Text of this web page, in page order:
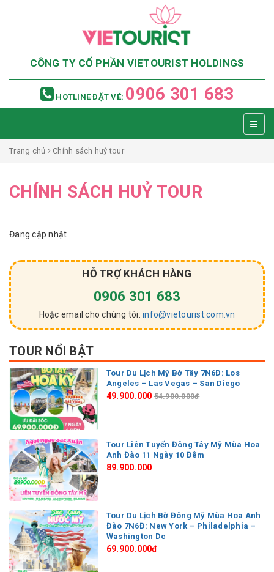
CÔNG TY CỔ PHẦN VIETOURIST HOLDINGS
HOTLINE ĐẶT VÉ: 0906 301 683
Trang chủ Chính sách huỷ tour
CHÍNH SÁCH HUỶ TOUR
Đang cập nhật
HỖ TRỢ KHÁCH HÀNG
0906 301 683
Hoặc email cho chúng tôi: info@vietourist.com.vn
TOUR NỔI BẬT
Tour Du Lịch Mỹ Bờ Tây 7N6Đ: Los
Angeles – Las Vegas – San Diego
49.900.000 54.900.000đ
Tour Liên Tuyến Đông Tây Mỹ Mùa Hoa
Anh Đào 11 Ngày 10 Đêm
89.900.000
Tour Du Lịch Bờ Đông Mỹ Mùa Hoa Anh
Đào 7N6Đ: New York – Philadelphia –
Washington Dc
69.900.000đ